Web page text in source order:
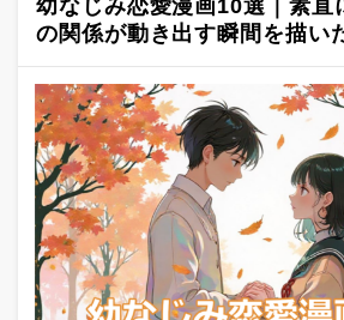
幼なじみ恋愛漫画10選｜素直
の関係が動き出す瞬間を描い